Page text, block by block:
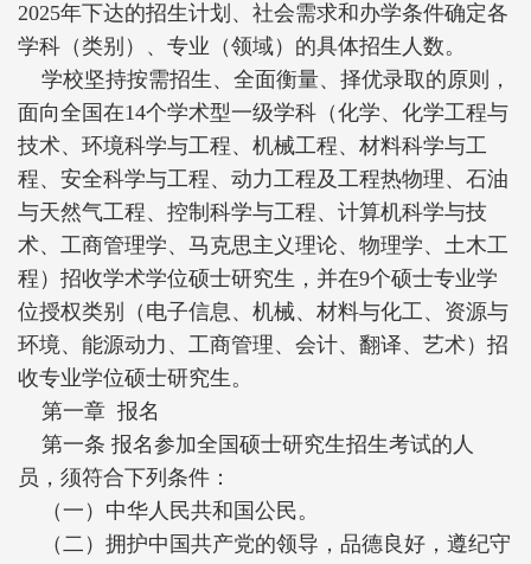
2025年下达的招生计划、社会需求和办学条件确定各
学科（类别）、专业（领域）的具体招生人数。
学校坚持按需招生、全面衡量、择优录取的原则，
面向全国在14个学术型一级学科（化学、化学工程与
技术、环境科学与工程、机械工程、材料科学与工
程、安全科学与工程、动力工程及工程热物理、石油
与天然气工程、控制科学与工程、计算机科学与技
术、工商管理学、马克思主义理论、物理学、土木工
程）招收学术学位硕士研究生，并在9个硕士专业学
位授权类别（电子信息、机械、材料与化工、资源与
环境、能源动力、工商管理、会计、翻译、艺术）招
收专业学位硕士研究生。
第一章 报名
第一条 报名参加全国硕士研究生招生考试的人
员，须符合下列条件：
（一）中华人民共和国公民。
（二）拥护中国共产党的领导，品德良好，遵纪守